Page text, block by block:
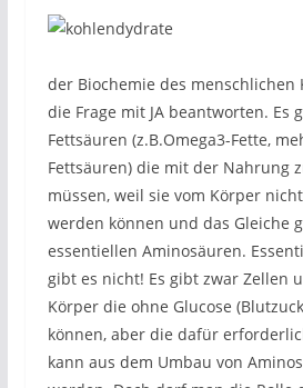
der Biochemie des menschlichen
die Frage mit JA beantworten. Es
Fettsäuren (z.B.Omega3-Fette,
Fettsäuren) die mit der Nahrung
müssen, weil sie vom Körper
werden können und das Gleiche
essentiellen Aminosäuren.
gibt es nicht! Es gibt zwar Zellen
Körper die ohne Glucose
können, aber die dafür
kann aus dem Umbau von